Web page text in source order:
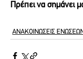
Πρέπει να σημάνει
ΑΝΑΚΟΙΝΩΣΕΙΣ